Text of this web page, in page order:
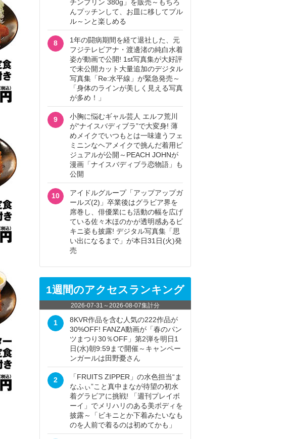
チンプリン 380g」を販売～もちろ
んプッチンして、お皿に移してプル
ル～ンと楽しめる
8
1年の闘病期間を経て退社した、元
フジテレビアナ・渡邊渚の純白水着
姿が動画で公開! 1st写真集が大好評
で未公開カット大量追加のデジタル
写真集「Re:水平線」が緊急発売～
「身体のラインが美しく見える写真
が多め！」
9
小胸に悩むギャル芸人 エルフ荒川
が“ナイスバディブラ”で大変身! 薄
めメイクでいつもとは一味違うフェ
ミニンなヘアメイクで挑んだ着用ビ
ジュアルが公開～PEACH JOHNが
漫画「ナイスバディブラ恋物語」も
公開
10
アイドルグループ「アップアップガ
ールズ(2)」卒業後はグラビア界を
席巻し、俳優業にも活動の幅を広げ
ている佐々木ほのかが透明感あるビ
キニ姿も披露! デジタル写真集「思
い出になるまで」が本日31日(火)発
売
1週間のアクセスランキング
2026-07-31 ～2026-08-07集計分
1
8KVR作品を含む人気の222作品が
30%OFF! FANZA動画が「春のパン
ツまつり30％OFF」第2弾を明日1
日(水)朝9:59まで開催～キャンペー
ンガールは田野憂さん
2
「FRUITS ZIPPER」の水色担当“ま
なふぃ”こと真中まなが待望の初水
着グラビアに挑戦! 「週刊プレイボ
ーイ」でメリハリのある美ボディを
披露～「ビキニとか下着みたいなも
のを人前で着るのは初めてかも」